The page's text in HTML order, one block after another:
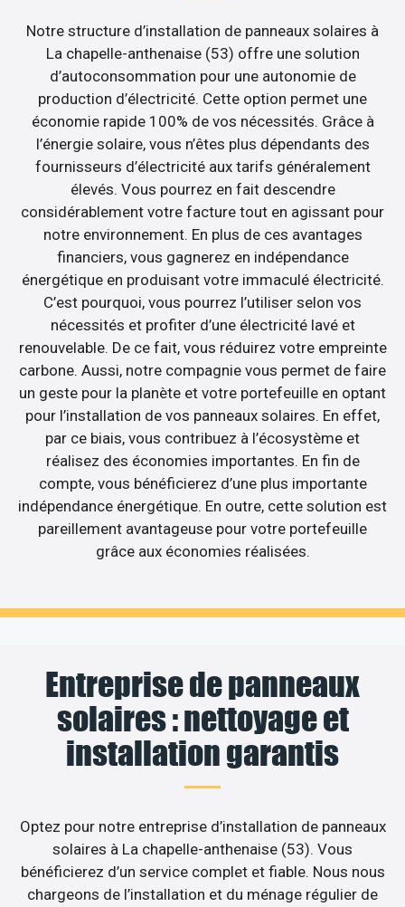
Notre structure d’installation de panneaux solaires à
La chapelle-anthenaise (53) offre une solution
d’autoconsommation pour une autonomie de
production d’électricité. Cette option permet une
économie rapide 100% de vos nécessités. Grâce à
l’énergie solaire, vous n’êtes plus dépendants des
fournisseurs d’électricité aux tarifs généralement
élevés. Vous pourrez en fait descendre
considérablement votre facture tout en agissant pour
notre environnement. En plus de ces avantages
financiers, vous gagnerez en indépendance
énergétique en produisant votre immaculé électricité.
C’est pourquoi, vous pourrez l’utiliser selon vos
nécessités et profiter d’une électricité lavé et
renouvelable. De ce fait, vous réduirez votre empreinte
carbone. Aussi, notre compagnie vous permet de faire
un geste pour la planète et votre portefeuille en optant
pour l’installation de vos panneaux solaires. En effet,
par ce biais, vous contribuez à l’écosystème et
réalisez des économies importantes. En fin de
compte, vous bénéficierez d’une plus importante
indépendance énergétique. En outre, cette solution est
pareillement avantageuse pour votre portefeuille
grâce aux économies réalisées.
Entreprise de panneaux
solaires : nettoyage et
installation garantis
Optez pour notre entreprise d’installation de panneaux
solaires à La chapelle-anthenaise (53). Vous
bénéficierez d’un service complet et fiable. Nous nous
chargeons de l’installation et du ménage régulier de